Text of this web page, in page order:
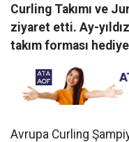
Curling Takımı ve
ziyaret etti. Ay-
takım forması
Avrupa Curling